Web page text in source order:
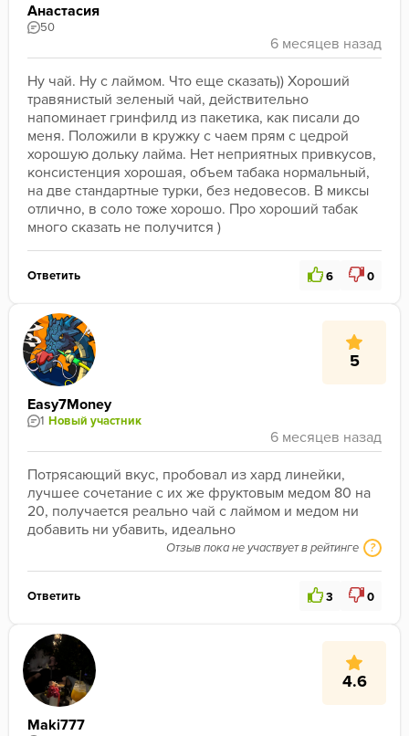
Анастасия
50
Ну чай. Ну с лаймом. Что еще сказать)) Хороший
травянистый зеленый чай, действительно
напоминает гринфилд из пакетика, как писали до
меня. Положили в кружку с чаем прям с цедрой
хорошую дольку лайма. Нет неприятных привкусов,
консистенция хорошая, объем табака нормальный,
на две стандартные турки, без недовесов. В миксы
отлично, в соло тоже хорошо. Про хороший табак
много сказать не получится )
Ответить 6 0
5
Easy7Money
1 Новый участник
Потрясающий вкус, пробовал из хард линейки,
лучшее сочетание с их же фруктовым медом 80 на
20, получается реально чай с лаймом и медом ни
добавить ни убавить, идеально
Отзыв пока не участвует в рейтинге ?
Ответить 3 0
4.6
Maki777